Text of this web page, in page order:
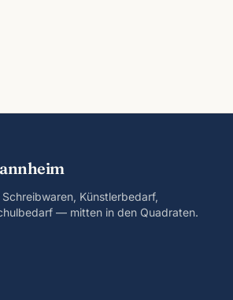
Künstlerbedarf,
— mitten in den Quadraten.